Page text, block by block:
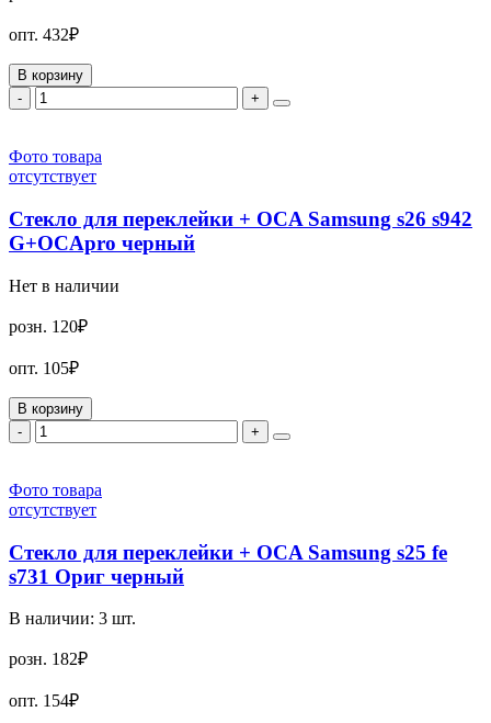
опт. 432₽
В корзину
-
+
Фото товара
отсутствует
Стекло для переклейки + OCA Samsung s26 s942
G+OCApro черный
Нет в наличии
розн. 120₽
опт. 105₽
В корзину
-
+
Фото товара
отсутствует
Стекло для переклейки + OCA Samsung s25 fe
s731 Ориг черный
В наличии: 3 шт.
розн. 182₽
опт. 154₽